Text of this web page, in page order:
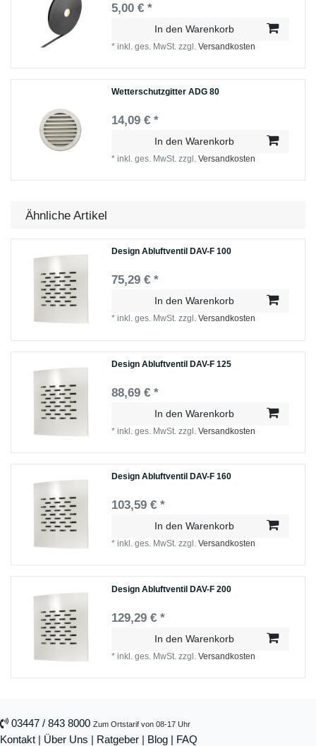
5,00 € *
In den Warenkorb
*inkl. ges. MwSt. zzgl.Versandkosten
Wetterschutzgitter ADG 80
14,09 € *
In den Warenkorb
*inkl. ges. MwSt. zzgl.Versandkosten
Ähnliche Artikel
Design Abluftventil DAV-F 100
75,29 € *
In den Warenkorb
*inkl. ges. MwSt. zzgl.Versandkosten
Design Abluftventil DAV-F 125
88,69 € *
In den Warenkorb
*inkl. ges. MwSt. zzgl.Versandkosten
Design Abluftventil DAV-F 160
103,59 € *
In den Warenkorb
*inkl. ges. MwSt. zzgl.Versandkosten
Design Abluftventil DAV-F 200
129,29 € *
In den Warenkorb
*inkl. ges. MwSt. zzgl.Versandkosten
03447 / 843 8000 Zum Ortstarif von 08-17 Uhr
Kontakt | Über Uns | Ratgeber | Blog | FAQ